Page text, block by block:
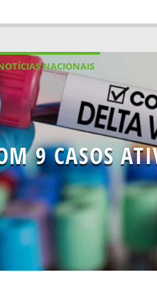
NACIONAIS
9 CASOS